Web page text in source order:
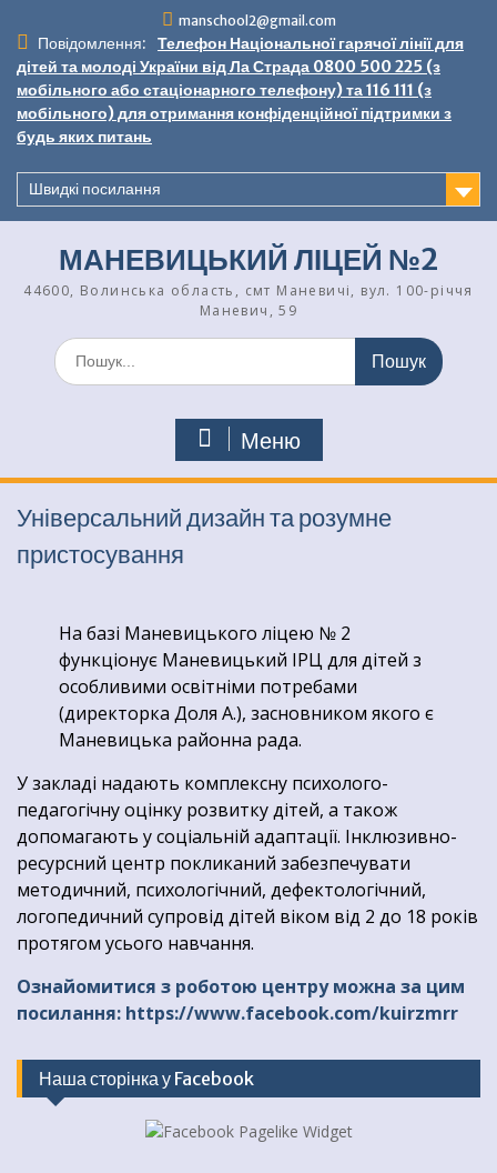
вмісту
manschool2@gmail.com
Повідомлення:
Телефон Національної гарячої лінії для
дітей та молоді України від Ла Страда 0800 500 225 (з
мобільного або стаціонарного телефону) та 116 111 (з
мобільного) для отримання конфіденційної підтримки з
будь яких питань
Швидкі посилання
МАНЕВИЦЬКИЙ ЛІЦЕЙ №2
44600, Волинська область, смт Маневичі, вул. 100-річчя
Маневич, 59
Шукати:
Меню
Універсальний дизайн та розумне
пристосування
На базі Маневицького ліцею № 2
функціонує Маневицький ІРЦ для дітей з
особливими освітніми потребами
(директорка Доля А.), засновником якого є
Маневицька районна рада.
У закладі надають комплексну психолого-
педагогічну оцінку розвитку дітей, а також
допомагають у соціальній адаптації. Інклюзивно-
ресурсний центр покликаний забезпечувати
методичний, психологічний, дефектологічний,
логопедичний супровід дітей віком від 2 до 18 років
протягом усього навчання.
Ознайомитися з роботою центру можна за цим
посилання: https://www.facebook.com/kuirzmrr
Наша сторінка у Facebook